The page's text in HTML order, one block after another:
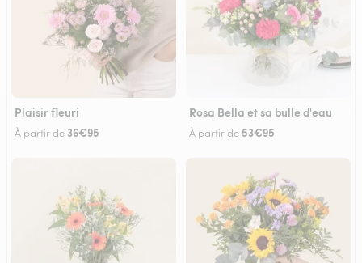
Plaisir fleuri
À partir de 36€95
Rosa Bella et sa bulle d'eau
À partir de 53€95